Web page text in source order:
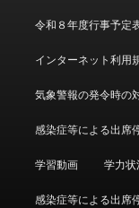
令和８年度行事予定
インターネット利用
気象警報の発令時の
感染症等による出席
学習動画 学力状
感染症等による出席